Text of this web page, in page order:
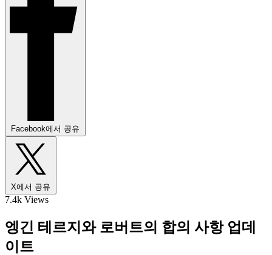
Facebook에서 공유
X에서 공유
7.4k Views
엥긴 테르지와 로버트의 합의 사항 업데
이트